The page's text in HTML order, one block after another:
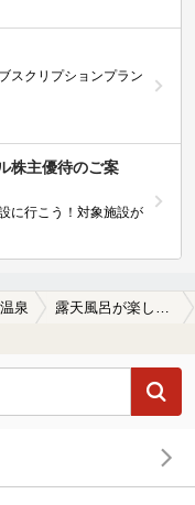
スクリプションプラン
株主優待のご案
に行こう！対象施設が
泉 露天風呂が楽しめる三斗小屋温泉の温泉、日帰り温泉、スーパー銭湯おすすめ